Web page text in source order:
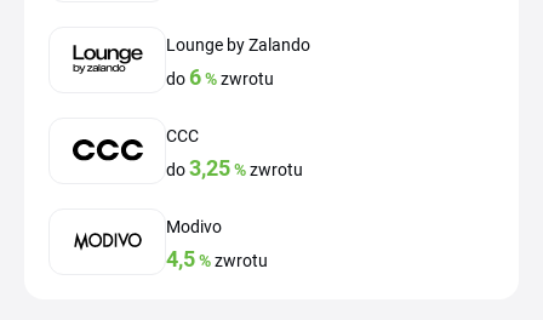
Lounge by Zalando
do 6%zwrotu
CCC
do3,25%zwrotu
Modivo
4,5%zwrotu